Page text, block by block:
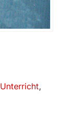
Unterricht